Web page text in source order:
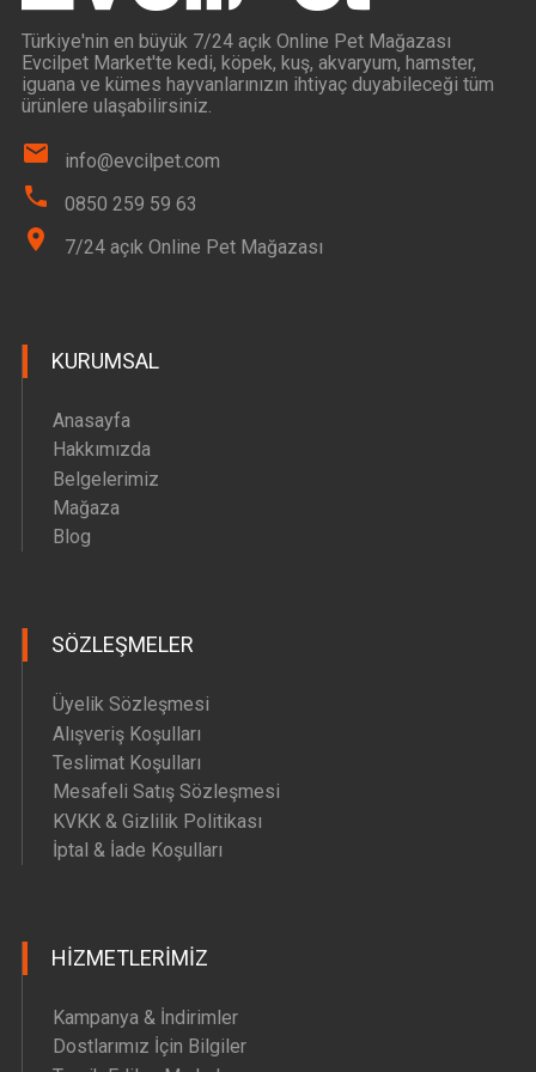
Türkiye'nin en büyük 7/24 açık Online Pet Mağazası
Evcilpet Market'te kedi, köpek, kuş, akvaryum, hamster,
iguana ve kümes hayvanlarınızın ihtiyaç duyabileceği tüm
ürünlere ulaşabilirsiniz.
info@evcilpet.com
0850 259 59 63
7/24 açık Online Pet Mağazası
KURUMSAL
Anasayfa
Hakkımızda
Belgelerimiz
Mağaza
Blog
SÖZLEŞMELER
Üyelik Sözleşmesi
Alışveriş Koşulları
Teslimat Koşulları
Mesafeli Satış Sözleşmesi
KVKK & Gizlilik Politikası
İptal & İade Koşulları
HIZMETLERIMIZ
Kampanya & İndirimler
Dostlarımız İçin Bilgiler